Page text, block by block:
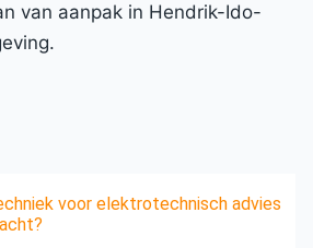
van aanpak in Hendrik-Ido-
voor elektrotechnisch advies